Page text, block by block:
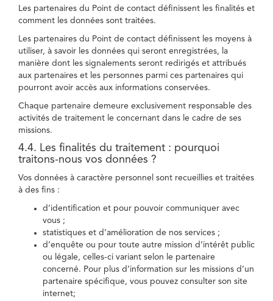
Les partenaires du Point de contact définissent les finalités et
comment les données sont traitées.
Les partenaires du Point de contact définissent les moyens à
utiliser, à savoir les données qui seront enregistrées, la
manière dont les signalements seront redirigés et attribués
aux partenaires et les personnes parmi ces partenaires qui
pourront avoir accès aux informations conservées.
Chaque partenaire demeure exclusivement responsable des
activités de traitement le concernant dans le cadre de ses
missions.
4.4. Les finalités du traitement : pourquoi
traitons-nous vos données ?
Vos données à caractère personnel sont recueillies et traitées
à des fins :
d’identification et pour pouvoir communiquer avec
vous ;
statistiques et d’amélioration de nos services ;
d’enquête ou pour toute autre mission d’intérêt public
ou légale, celles-ci variant selon le partenaire
concerné. Pour plus d’information sur les missions d’un
partenaire spécifique, vous pouvez consulter son site
internet;